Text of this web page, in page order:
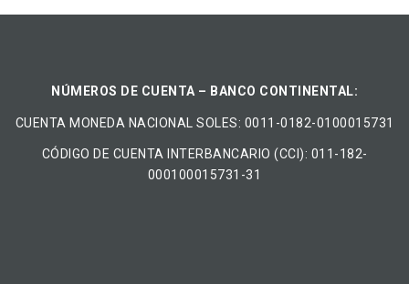
NÚMEROS DE CUENTA – BANCO CONTINENTAL:
CUENTA MONEDA NACIONAL​ ​SOLES​: 0011-0182-0100015731
CÓDIGO DE CUENTA INTERBANCARIO (CCI): 011-182-
000100015731-31